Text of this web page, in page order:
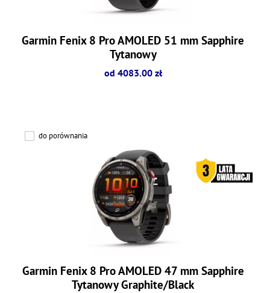
Garmin Fenix 8 Pro AMOLED 51 mm Sapphire
Tytanowy
od 4083.00 zł
do porównania
Garmin Fenix 8 Pro AMOLED 47 mm Sapphire
Tytanowy Graphite/Black